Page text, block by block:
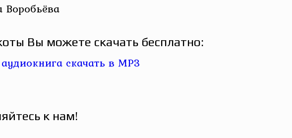
Воробьёва
Вы можете скачать бесплатно:
к нам!